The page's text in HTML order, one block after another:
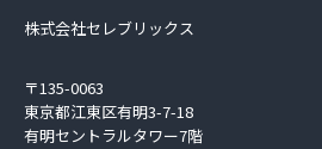
株式会社セレブリックス
〒135-0063
東京都江東区有明3-7-18
有明セントラルタワー7階